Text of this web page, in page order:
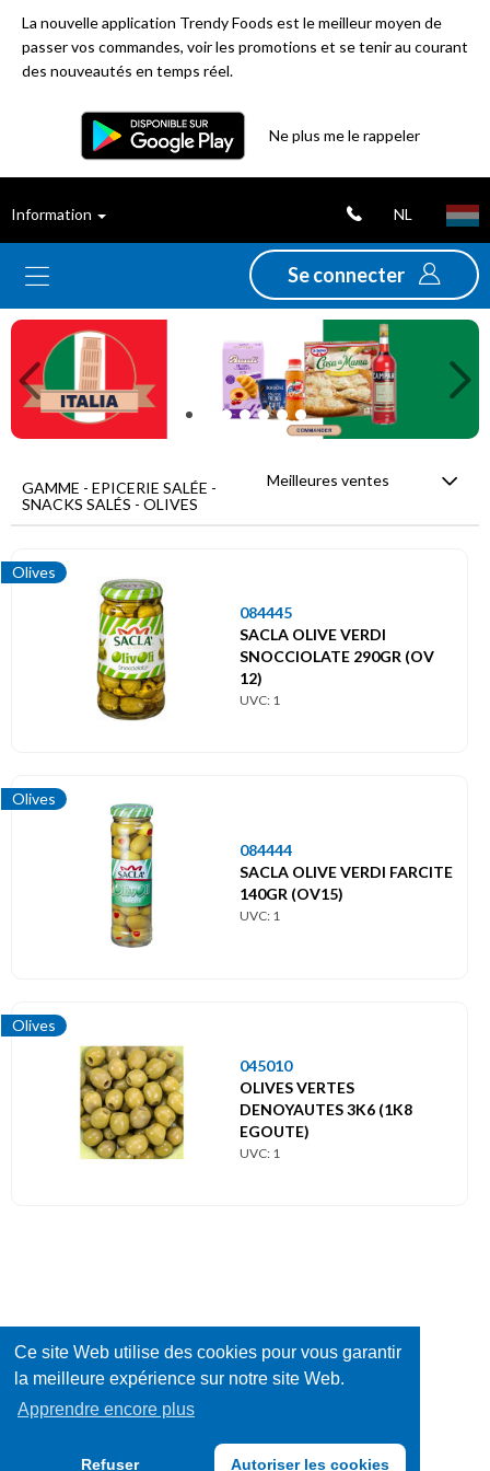
Ce site Web utilise des cookies pour vous garantir
la meilleure expérience sur notre site Web.
Apprendre encore plus
Refuser Autoriser les cookies
La nouvelle application Trendy Foods est le meilleur moyen de
passer vos commandes, voir les promotions et se tenir au courant
des nouveautés en temps réel.
Ne plus me le rappeler
Information NL
Se connecter
ventes
Nouveautés
Promotions
Déstockage
Menu
principal
Epicerie
salée
Previous
GAMME - EPICERIE SALÉE -
SNACKS SALÉS - OLIVES
Meilleures ventes
Olives
084445
SACLA OLIVE VERDI
SNOCCIOLATE 290GR (OV
12)
UVC: 1
Olives
084444
SACLA OLIVE VERDI FARCITE
140GR (OV15)
UVC: 1
Olives
045010
OLIVES VERTES
DENOYAUTES 3K6 (1K8
EGOUTE)
UVC: 1